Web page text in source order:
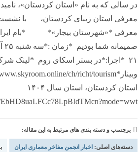
در سالی که به نام «استان کردستان»،
معرفی استان زیبای کردستان، با
معرفی *«شهرستان بیجار»* *بام
۲۱ *اجرا:*در بستر اسکای روم *لینک
EbHD8uaLFCc78LpBIdTMcn?mode=wwt
برچسب و دسته بندی های مرتبط به این مقاله:
دسته‌های اصلی: اخبار انجمن مفاخر معماری ایران